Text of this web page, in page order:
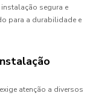
segura e
para a durabilidade e
atenção a diversos